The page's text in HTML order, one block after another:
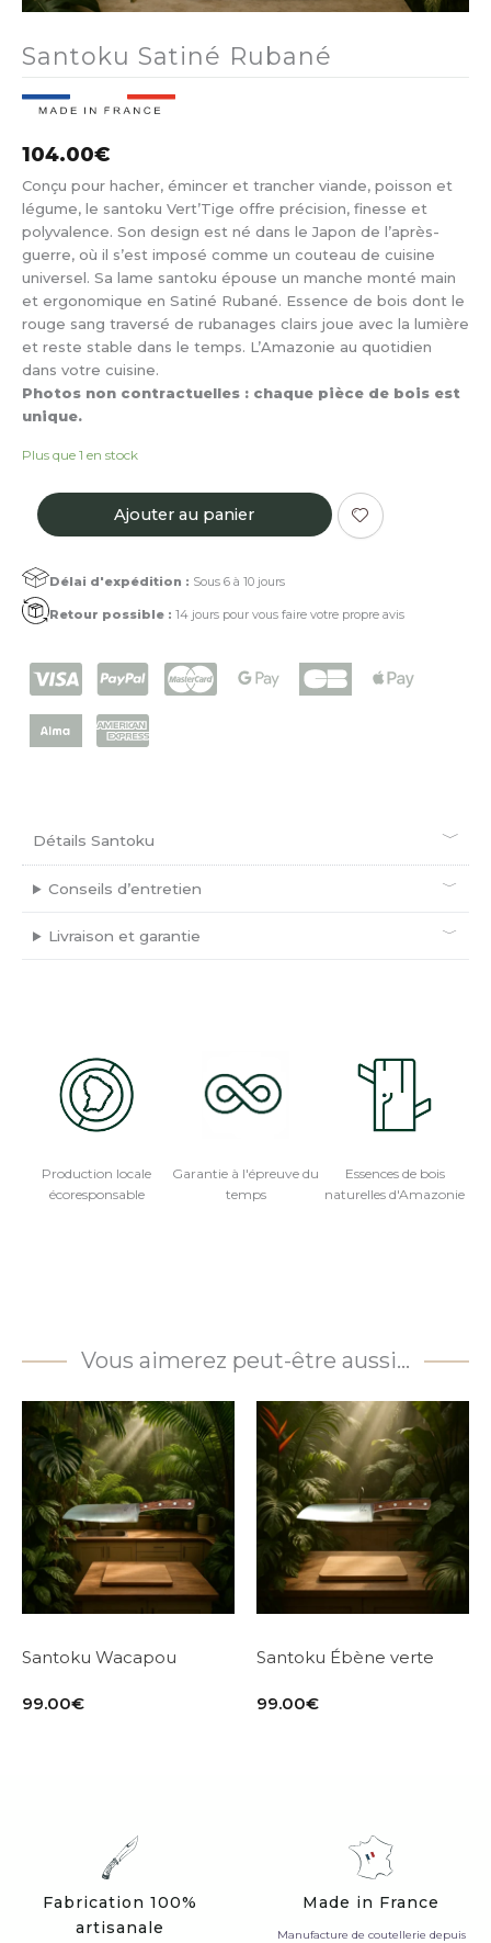
Santoku Satiné Rubané
104.00€
Conçu pour hacher, émincer et trancher viande, poisson et
légume, le santoku Vert’Tige offre précision, finesse et
polyvalence. Son design est né dans le Japon de l’après-
guerre, où il s’est imposé comme un couteau de cuisine
universel. Sa lame santoku épouse un manche monté main
et ergonomique en Satiné Rubané. Essence de bois dont le
rouge sang traversé de rubanages clairs joue avec la lumière
et reste stable dans le temps. L’Amazonie au quotidien
dans votre cuisine.
Photos non contractuelles : chaque pièce de bois est
unique.
Plus que 1 en stock
quantité
de
Satiné
Rubané
Ajouter au panier
Délai d'expédition : Sous 6 à 10 jours
Retour possible : 14 jours pour vous faire votre propre avis
Détails Santoku
Conseils d’entretien
Livraison et garantie
Production locale
écoresponsable
Garantie à l'épreuve du
temps
Essences de bois
naturelles d'Amazonie
Vous aimerez peut-être aussi…
Santoku Wacapou
99.00€
Santoku Ébène verte
99.00€
Fabrication 100%
artisanale
Made in France
Manufacture de coutellerie depuis